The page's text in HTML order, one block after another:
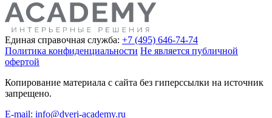
Единая справочная служба: +7 (495) 646-74-74
Политика конфиденциальности Не является публичной
офертой
Копирование материала с сайта без гиперссылки на источник
запрещено.
E-mail: info@dveri-academy.ru